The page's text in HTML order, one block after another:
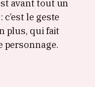
avant tout un
le geste
plus, qui fait
personnage.